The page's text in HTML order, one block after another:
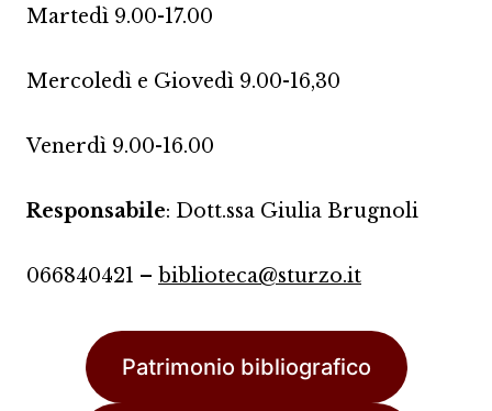
Martedì 9.00-17.00
Mercoledì e Giovedì 9.00-16,30
Venerdì 9.00-16.00
Responsabile: Dott.ssa Giulia Brugnoli
066840421 – biblioteca@sturzo.it
Patrimonio bibliografico